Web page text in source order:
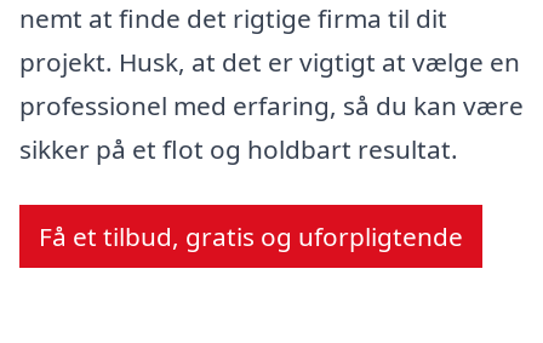
nemt at finde det rigtige firma til dit
projekt. Husk, at det er vigtigt at vælge en
professionel med erfaring, så du kan være
sikker på et flot og holdbart resultat.
Få et tilbud, gratis og uforpligtende